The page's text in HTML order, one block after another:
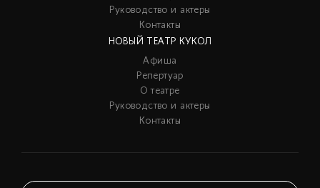
Руководство и актеры
Контакты
НОВЫЙ ТЕАТР КУКОЛ
Афиша
Репертуар
О театре
Руководство и актеры
Контакты